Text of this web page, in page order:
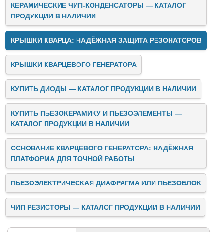
КЕРАМИЧЕСКИЕ ЧИП-КОНДЕНСАТОРЫ — КАТАЛОГ
ПРОДУКЦИИ В НАЛИЧИИ
КРЫШКИ КВАРЦА: НАДЁЖНАЯ ЗАЩИТА РЕЗОНАТОРОВ
КРЫШКИ КВАРЦЕВОГО ГЕНЕРАТОРА
КУПИТЬ ДИОДЫ — КАТАЛОГ ПРОДУКЦИИ В НАЛИЧИИ
КУПИТЬ ПЬЕЗОКЕРАМИКУ И ПЬЕЗОЭЛЕМЕНТЫ —
КАТАЛОГ ПРОДУКЦИИ В НАЛИЧИИ
ОСНОВАНИЕ КВАРЦЕВОГО ГЕНЕРАТОРА: НАДЁЖНАЯ
ПЛАТФОРМА ДЛЯ ТОЧНОЙ РАБОТЫ
ПЬЕЗОЭЛЕКТРИЧЕСКАЯ ДИАФРАГМА ИЛИ ПЬЕЗОБЛОК
ЧИП РЕЗИСТОРЫ — КАТАЛОГ ПРОДУКЦИИ В НАЛИЧИИ